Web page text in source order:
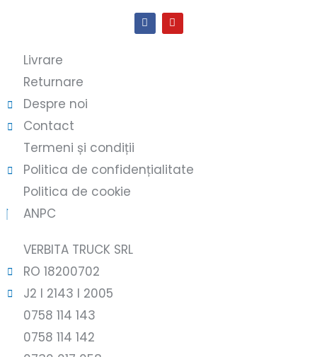
Livrare
Returnare
Despre noi
Contact
Termeni și condiții
Politica de confidențialitate
Politica de cookie
ANPC
VERBITA TRUCK SRL
RO 18200702
J2 l 2143 l 2005
0758 114 143
0758 114 142